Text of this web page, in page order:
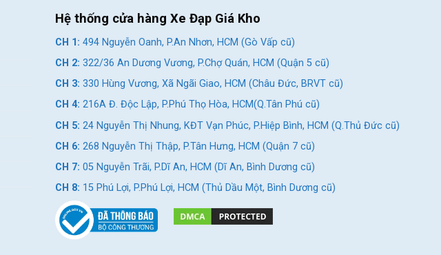
Hệ thống cửa hàng Xe Đạp Giá Kho
CH 1: 494 Nguyễn Oanh, P.An Nhơn, HCM (Gò Vấp cũ)
CH 2: 322/36 An Dương Vương, P.Chợ Quán, HCM (Quận 5 cũ)
CH 3: 330 Hùng Vương, Xã Ngãi Giao, HCM (Châu Đức, BRVT cũ)
CH 4: 216A Đ. Độc Lập, P.Phú Thọ Hòa, HCM(Q.Tân Phú cũ)
CH 5: 24 Nguyễn Thị Nhung, KĐT Vạn Phúc, P.Hiệp Bình, HCM (Q.Thủ Đức cũ)
CH 6: 268 Nguyễn Thị Thập, P.Tân Hưng, HCM (Quận 7 cũ)
CH 7: 05 Nguyễn Trãi, P.Dĩ An, HCM (Dĩ An, Bình Dương cũ)
CH 8: 15 Phú Lợi, P.Phú Lợi, HCM (Thủ Dầu Một, Bình Dương cũ)